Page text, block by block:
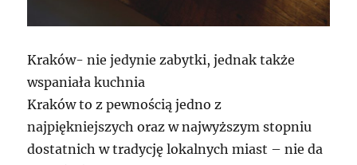
Kraków- nie jedynie zabytki, jednak także
wspaniała kuchnia
Kraków to z pewnością jedno z
najpiękniejszych oraz w najwyższym stopniu
dostatnich w tradycję lokalnych miast – nie da